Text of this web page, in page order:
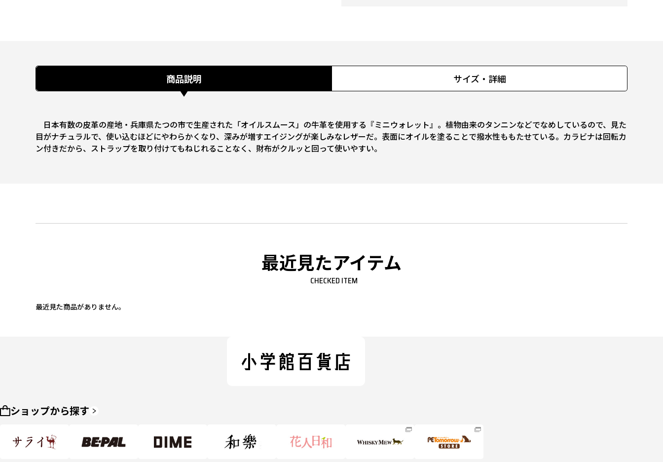
商品説明 サイズ・詳細
日本有数の皮革の産地・兵庫県たつの市で生産された「オイルスムース」の牛革を使用する『ミニウォレット』。植物由来のタンニンなどでなめしているので、見た
目がナチュラルで、使い込むほどにやわらかくなり、深みが増すエイジングが楽しみなレザーだ。表面にオイルを塗ることで撥水性ももたせている。カラビナは回転カ
ン付きだから、ストラップを取り付けてもねじれることなく、財布がクルッと回って使いやすい。
最近見たアイテム
CHECKED ITEM
最近見た商品がありません。
ショップから探す